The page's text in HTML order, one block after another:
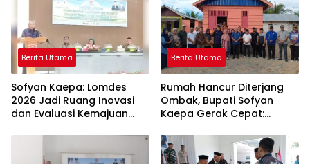
Berita Utama
Sofyan Kaepa: Lomdes
2026 Jadi Ruang Inovasi
dan Evaluasi Kemajuan
Berita Utama
Rumah Hancur Diterjang
Ombak, Bupati Sofyan
Kaepa Gerak Cepat:
Diserahkan!